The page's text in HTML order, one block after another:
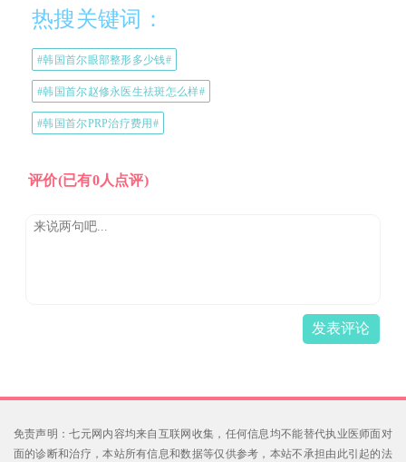
热搜关键词：
#韩国首尔眼部整形多少钱#
#韩国首尔赵修永医生祛斑怎么样#
#韩国首尔PRP治疗费用#
评价(已有0人点评)
发表评论
免责声明：七元网内容均来自互联网收集，任何信息均不能替代执业医师面对
面的诊断和治疗，本站所有信息和数据等仅供参考，本站不承担由此引起的法